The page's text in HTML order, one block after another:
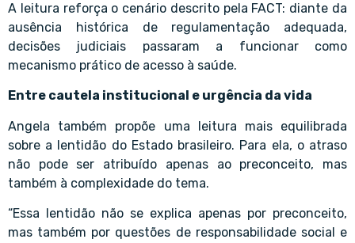
A leitura reforça o cenário descrito pela FACT: diante da
ausência histórica de regulamentação adequada,
decisões judiciais passaram a funcionar como
mecanismo prático de acesso à saúde.
Entre cautela institucional e urgência da vida
Angela também propõe uma leitura mais equilibrada
sobre a lentidão do Estado brasileiro. Para ela, o atraso
não pode ser atribuído apenas ao preconceito, mas
também à complexidade do tema.
“Essa lentidão não se explica apenas por preconceito,
mas também por questões de responsabilidade social e